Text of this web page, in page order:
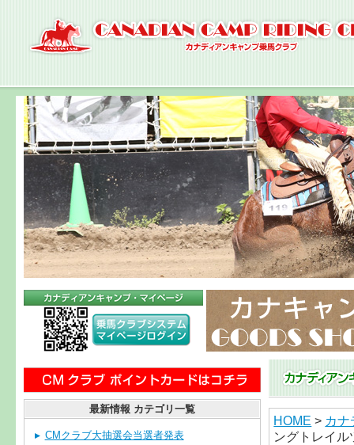
HOME > カ
ングトレイル
最新情報 カテゴリ一覧
CMクラブ大抽選会当選者発表